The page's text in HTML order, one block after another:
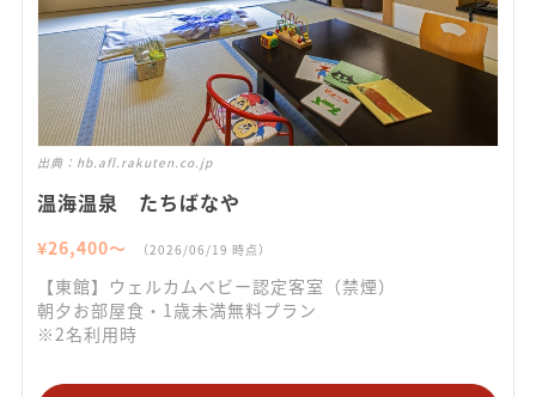
出典： hb.afl.rakuten.co.jp
温海温泉 たちばなや
¥26,400〜 （2026/06/19 時点）
【東館】ウェルカムベビー認定客室（禁煙）
朝夕お部屋食・1歳未満無料プラン
※2名利用時